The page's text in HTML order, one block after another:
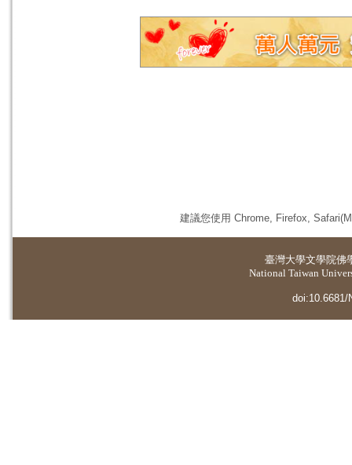
建議您使用 Chrome, Firefox,
臺灣大學文學院佛
National Taiwan
doi:10.6681/